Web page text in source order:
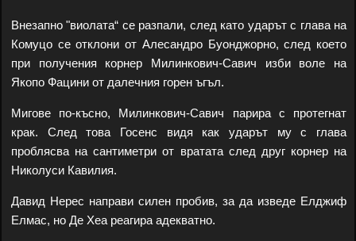
Внезапно "виолата“ се разпали, след като ударът с глава на
Комуцо се отклони от Алесандро Буонджорно, след което
при получения корнер Милинкович-Савич изби воле на
Якопо Фацини от далечния горен ъгъл.
Мигове по-късно, Милинкович-Савич парира с протегнат
крак. След това Госенс ​​видя как ударът му с глава
проблясва на сантиметри от вратата след друг корнер на
Николуси Кавилия.
Давид Нерес направи силен пробив, за да изведе Елджиф
Елмас, но Де Хеа реагира адекватно.